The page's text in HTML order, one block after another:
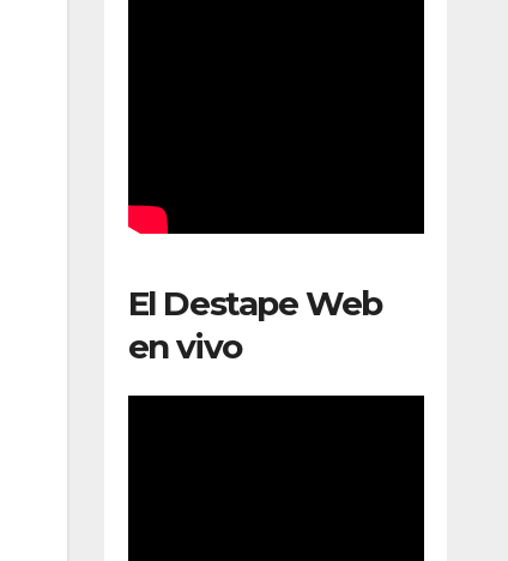
El Destape Web
en vivo